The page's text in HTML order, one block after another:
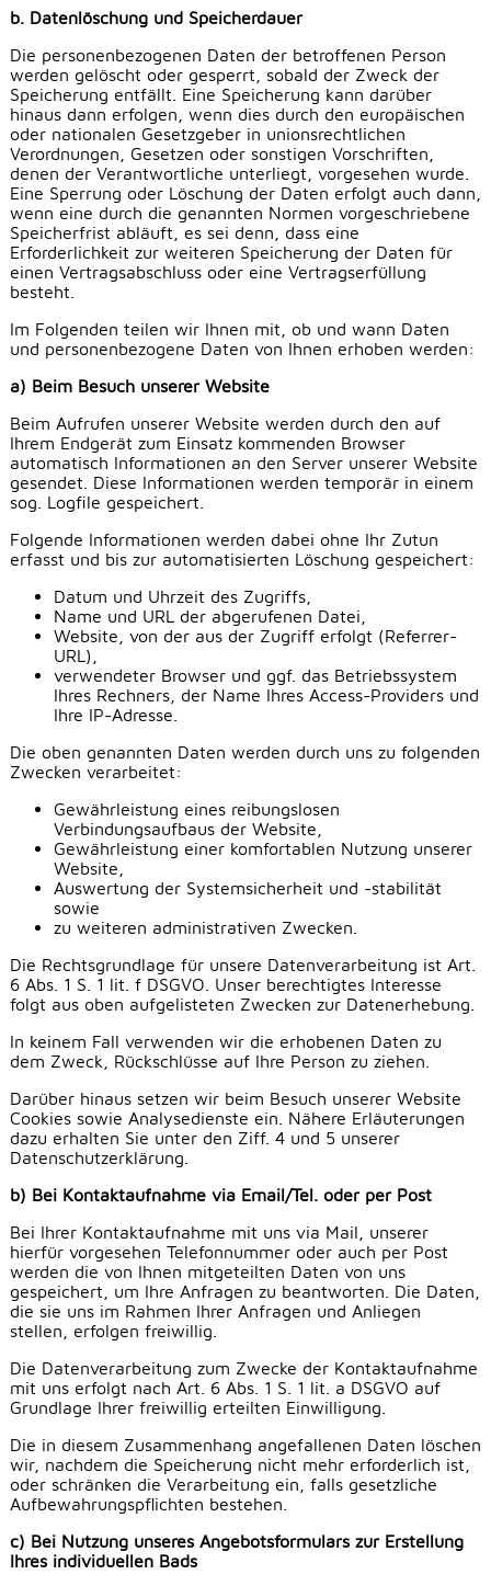
b. Datenlöschung und Speicherdauer
Die personenbezogenen Daten der betroffenen Person
werden gelöscht oder gesperrt, sobald der Zweck der
Speicherung entfällt. Eine Speicherung kann darüber
hinaus dann erfolgen, wenn dies durch den europäischen
oder nationalen Gesetzgeber in unionsrechtlichen
Verordnungen, Gesetzen oder sonstigen Vorschriften,
denen der Verantwortliche unterliegt, vorgesehen wurde.
Eine Sperrung oder Löschung der Daten erfolgt auch dann,
wenn eine durch die genannten Normen vorgeschriebene
Speicherfrist abläuft, es sei denn, dass eine
Erforderlichkeit zur weiteren Speicherung der Daten für
einen Vertragsabschluss oder eine Vertragserfüllung
besteht.
Im Folgenden teilen wir Ihnen mit, ob und wann Daten
und personenbezogene Daten von Ihnen erhoben werden:
a) Beim Besuch unserer Website
Beim Aufrufen unserer Website werden durch den auf
Ihrem Endgerät zum Einsatz kommenden Browser
automatisch Informationen an den Server unserer Website
gesendet. Diese Informationen werden temporär in einem
sog. Logfile gespeichert.
Folgende Informationen werden dabei ohne Ihr Zutun
erfasst und bis zur automatisierten Löschung gespeichert:
Datum und Uhrzeit des Zugriffs,
Name und URL der abgerufenen Datei,
Website, von der aus der Zugriff erfolgt (Referrer-
URL),
verwendeter Browser und ggf. das Betriebssystem
Ihres Rechners, der Name Ihres Access-Providers und
Ihre IP-Adresse.
Die oben genannten Daten werden durch uns zu folgenden
Zwecken verarbeitet:
Gewährleistung eines reibungslosen
Verbindungsaufbaus der Website,
Gewährleistung einer komfortablen Nutzung unserer
Website,
Auswertung der Systemsicherheit und -stabilität
sowie
zu weiteren administrativen Zwecken.
Die Rechtsgrundlage für unsere Datenverarbeitung ist Art.
6 Abs. 1 S. 1 lit. f DSGVO. Unser berechtigtes Interesse
folgt aus oben aufgelisteten Zwecken zur Datenerhebung.
In keinem Fall verwenden wir die erhobenen Daten zu
dem Zweck, Rückschlüsse auf Ihre Person zu ziehen.
Darüber hinaus setzen wir beim Besuch unserer Website
Cookies sowie Analysedienste ein. Nähere Erläuterungen
dazu erhalten Sie unter den Ziff. 4 und 5 unserer
Datenschutzerklärung.
b) Bei Kontaktaufnahme via Email/Tel. oder per Post
Bei Ihrer Kontaktaufnahme mit uns via Mail, unserer
hierfür vorgesehen Telefonnummer oder auch per Post
werden die von Ihnen mitgeteilten Daten von uns
gespeichert, um Ihre Anfragen zu beantworten. Die Daten,
die sie uns im Rahmen Ihrer Anfragen und Anliegen
stellen, erfolgen freiwillig.
Die Datenverarbeitung zum Zwecke der Kontaktaufnahme
mit uns erfolgt nach Art. 6 Abs. 1 S. 1 lit. a DSGVO auf
Grundlage Ihrer freiwillig erteilten Einwilligung.
Die in diesem Zusammenhang angefallenen Daten löschen
wir, nachdem die Speicherung nicht mehr erforderlich ist,
oder schränken die Verarbeitung ein, falls gesetzliche
Aufbewahrungspflichten bestehen.
c) Bei Nutzung unseres Angebotsformulars zur Erstellung
Ihres individuellen Bads